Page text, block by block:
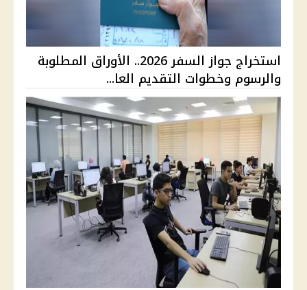
استخراج جواز السفر 2026.. الأوراق المطلوبة
والرسوم وخطوات التقديم العا...